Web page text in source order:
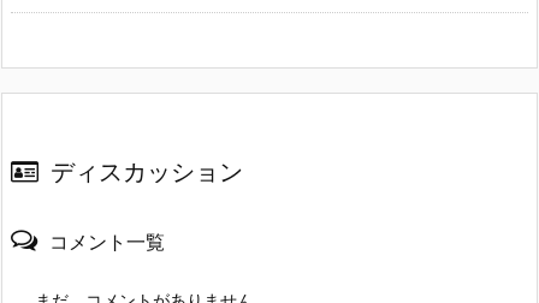
ディスカッション
コメント一覧